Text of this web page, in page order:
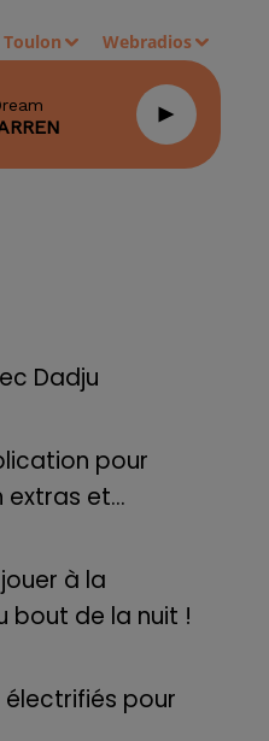
Toulon Webradios
Dadju
pour
et...
à la
bout de la nuit !
électrifiés pour